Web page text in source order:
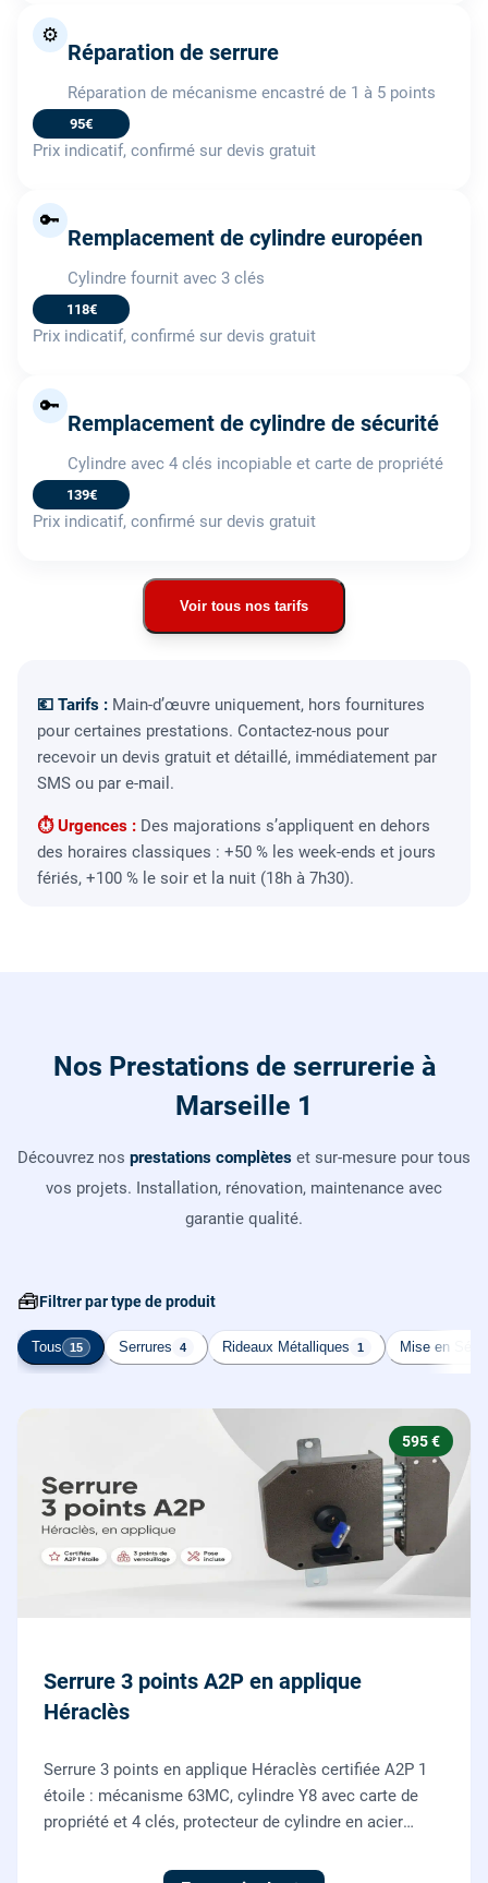
⚙️
Réparation de serrure
Réparation de mécanisme encastré de 1 à 5 points
95€
Prix indicatif, confirmé sur devis gratuit
🔑
Remplacement de cylindre européen
Cylindre fournit avec 3 clés
118€
Prix indicatif, confirmé sur devis gratuit
🔑
Remplacement de cylindre de sécurité
Cylindre avec 4 clés incopiable et carte de propriété
139€
Prix indicatif, confirmé sur devis gratuit
Voir tous nos tarifs
💶 Tarifs : Main-d’œuvre uniquement, hors fournitures
pour certaines prestations. Contactez-nous pour
recevoir un devis gratuit et détaillé, immédiatement par
SMS ou par e-mail.
⏱ Urgences : Des majorations s’appliquent en dehors
des horaires classiques : +50 % les week-ends et jours
fériés, +100 % le soir et la nuit (18h à 7h30).
Nos Prestations de serrurerie à
Marseille 1
Découvrez nos prestations complètes et sur-mesure pour tous
vos projets. Installation, rénovation, maintenance avec
garantie qualité.
🧰Filtrer par type de produit
Tous 15 Serrures 4 Rideaux Métalliques 1 Mise en
595 €
Serrure 3 points A2P en applique
Héraclès
Serrure 3 points en applique Héraclès certifiée A2P 1
étoile : mécanisme 63MC, cylindre Y8 avec carte de
propriété et 4 clés, protecteur de cylindre en acier
renforcer une porte d'entrée existante.